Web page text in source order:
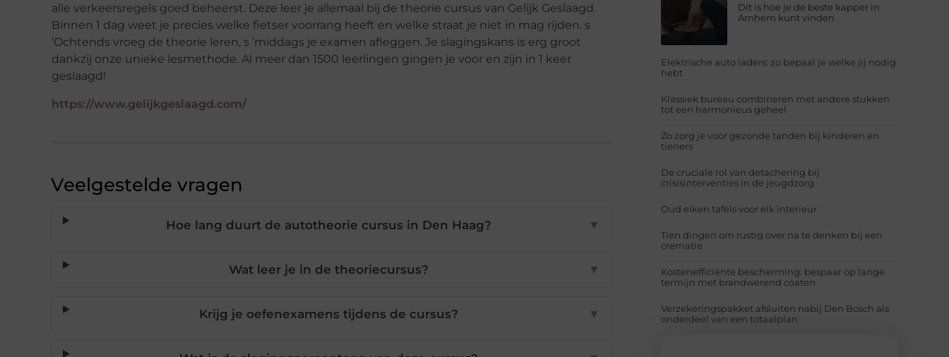
alle verkeersregels goed beheerst. Deze leer je allemaal bij de theorie cursus van Gelijk Geslaagd.
Binnen 1 dag weet je precies welke fietser voorrang heeft en welke straat je niet in mag rijden. s
’Ochtends vroeg de theorie leren, s ’middags je examen afleggen. Je slagingskans is erg groot
dankzij onze unieke lesmethode. Al meer dan 1500 leerlingen gingen je voor en zijn in 1 keer
geslaagd!
https://www.gelijkgeslaagd.com/
Veelgestelde vragen
Hoe lang duurt de autotheorie cursus in Den Haag? ▼
Wat leer je in de theoriecursus? ▼
Krijg je oefenexamens tijdens de cursus? ▼
Dit is hoe je de beste kapper in
Arnhem kunt vinden
Elektrische auto laders: zo bepaal je welke jij nodig
hebt
Klassiek bureau combineren met andere stukken
tot een harmonieus geheel
Zo zorg je voor gezonde tanden bij kinderen en
tieners
De cruciale rol van detachering bij
crisisinterventies in de jeugdzorg
Oud eiken tafels voor elk interieur
Tien dingen om rustig over na te denken bij een
crematie
Kostenefficiënte bescherming: bespaar op lange
termijn met brandwerend coaten
Verzekeringspakket afsluiten nabij Den Bosch als
onderdeel van een totaalplan